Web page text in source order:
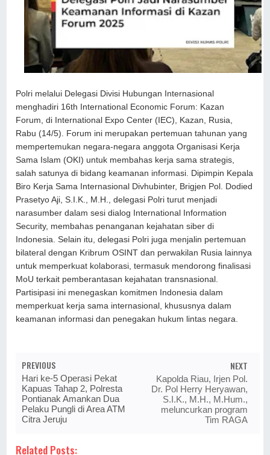
Polri melalui Delegasi Divisi Hubungan Internasional
menghadiri 16th International Economic Forum: Kazan
Forum, di International Expo Center (IEC), Kazan, Rusia,
Rabu (14/5). Forum ini merupakan pertemuan tahunan yang
mempertemukan negara-negara anggota Organisasi Kerja
Sama Islam (OKI) untuk membahas kerja sama strategis,
salah satunya di bidang keamanan informasi. Dipimpin Kepala
Biro Kerja Sama Internasional Divhubinter, Brigjen Pol. Dodied
Prasetyo Aji, S.I.K., M.H., delegasi Polri turut menjadi
narasumber dalam sesi dialog International Information
Security, membahas penanganan kejahatan siber di
Indonesia. Selain itu, delegasi Polri juga menjalin pertemuan
bilateral dengan Kribrum OSINT dan perwakilan Rusia lainnya
untuk memperkuat kolaborasi, termasuk mendorong finalisasi
MoU terkait pemberantasan kejahatan transnasional.
Partisipasi ini menegaskan komitmen Indonesia dalam
memperkuat kerja sama internasional, khususnya dalam
keamanan informasi dan penegakan hukum lintas negara.
PREVIOUS
Hari ke-5 Operasi Pekat
Kapuas Tahap 2, Polresta
Pontianak Amankan Dua
Pelaku Pungli di Area ATM
Citra Jeruju
NEXT
Kapolda Riau, Irjen Pol.
Dr. Pol Herry Heryawan,
S.I.K., M.H., M.Hum.,
meluncurkan program
Tim RAGA
Related Posts: